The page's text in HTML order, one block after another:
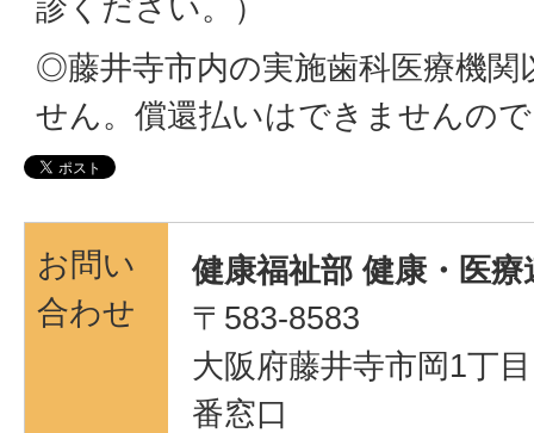
診ください。）
◎藤井寺市内の実施歯科医療機関
せん。償還払いはできませんの
お問い
合わせ
健康福祉部 健康・医療
〒583-8583
大阪府藤井寺市岡1丁
番窓口